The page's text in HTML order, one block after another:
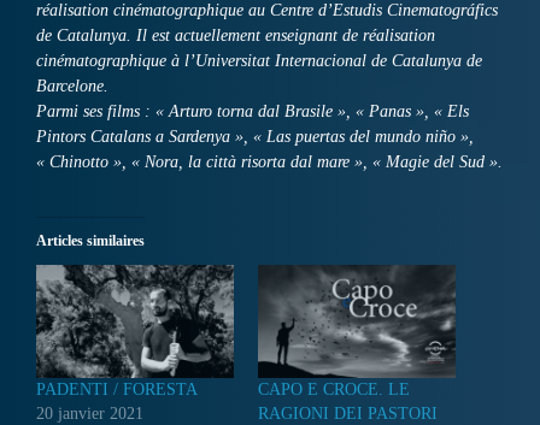
réalisation cinématographique au Centre d’Estudis Cinematográfics
de Catalunya. Il est actuellement enseignant de réalisation
cinématographique à l’Universitat Internacional de Catalunya de
Barcelone.
Parmi ses films : « Arturo torna dal Brasile », « Panas », « Els
Pintors Catalans a Sardenya », « Las puertas del mundo niño »,
« Chinotto », « Nora, la città risorta dal mare », « Magie del Sud ».
Articles similaires
PADENTI / FORESTA
20 janvier 2021
CAPO E CROCE. LE
RAGIONI DEI PASTORI